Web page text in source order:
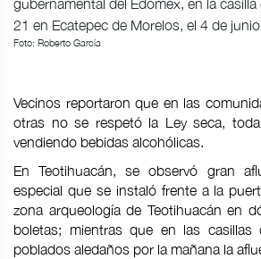
Foto: Roberto García
Vecinos reportaron que en las
otras no se respetó la Ley seca,
vendiendo bebidas alcohólicas.
En Teotihuacán, se observó gran
especial que se instaló frente a la
zona arqueología de Teotihuacán en
boletas; mientras que en las
poblados aledaños por la mañana la